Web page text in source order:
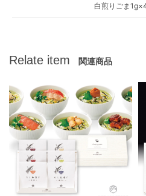
白煎りごま
Relate item 関連商品